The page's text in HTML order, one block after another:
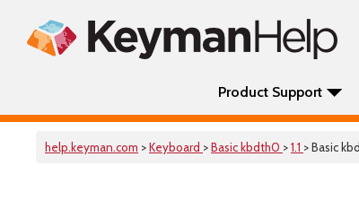
Product Support
help.keyman.com >Keyboard >Basic kbdth0 >1.1 > Basic